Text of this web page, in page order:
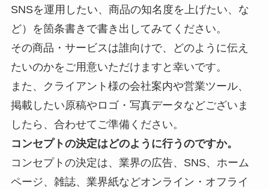
SNSを運用したい、商品の知名度を上げたい、な
ど）を箇条書きで書き出してみてください。
その商品・サービスは誰向けで、どのように伝え
たいのかをご用意いただけますと幸いです。
また、クライアント様の会社案内や営業ツール、
掲載したい原稿やロゴ・写真データなどございま
したら、合わせてご準備ください。
コンセプトの決定はどのように行うのですか。
コンセプトの決定は、業界の広告、SNS、ホーム
ページ、雑誌、業界紙などオンライン・オフライ